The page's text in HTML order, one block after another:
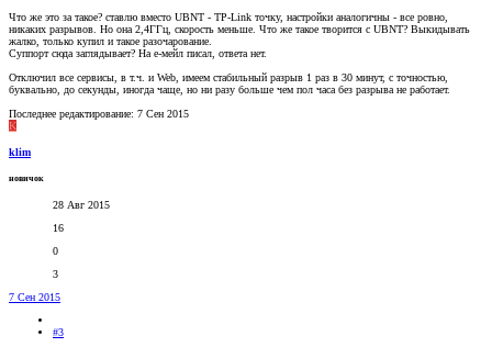
Что же это за такое? ставлю вместо UBNT - TP-Link точку, настройки аналогичны - все ровно,
никаких разрывов. Но она 2,4ГГц, скорость меньше. Что же такое творится с UBNT? Выкидывать
жалко, только купил и такое разочарование.
Суппорт сюда заглядывает? На е-мейл писал, ответа нет.
Отключил все сервисы, в т.ч. и Web, имеем стабильный разрыв 1 раз в 30 минут, с точностью,
буквально, до секунды, иногда чаще, но ни разу больше чем пол часа без разрыва не работает.
Последнее редактирование: 7 Сен 2015
K
klim
новичок
28 Авг 2015
16
0
3
7 Сен 2015
#3